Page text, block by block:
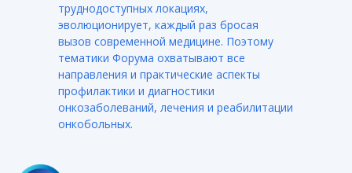
труднодоступных локациях,
эволюционирует, каждый раз бросая
вызов современной медицине. Поэтому
тематики Форума охватывают все
направления и практические аспекты
профилактики и диагностики
онкозаболеваний, лечения и реабилитации
онкобольных.